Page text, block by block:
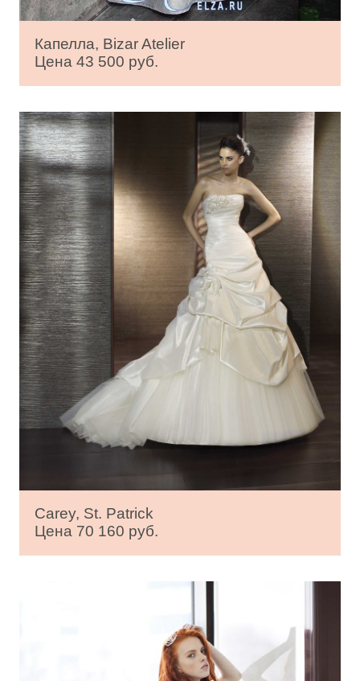
Капелла, Bizar Atelier
Цена 43 500 руб.
Carey, St. Patrick
Цена 70 160 руб.